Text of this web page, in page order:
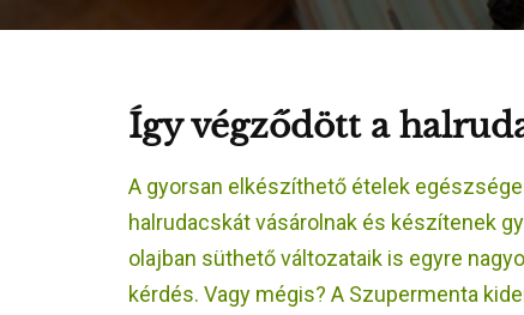
Így végződött a
A gyorsan elkészíthető ételek
halrudacskát vásárolnak és készítenek
olajban süthető változataik is egyre
kérdés. Vagy mégis? A Szupermenta